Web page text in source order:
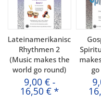
Lateinamerikanische
Rhythmen 2
(Music makes the
world go round)
9,00 €-
16,50 € *